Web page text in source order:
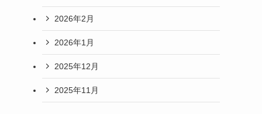
2026年2月
2026年1月
2025年12月
2025年11月